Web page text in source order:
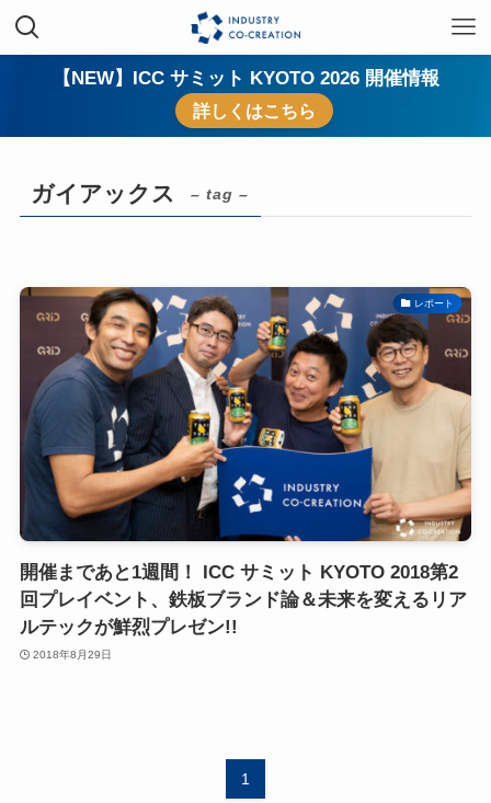
【NEW】ICC サミット KYOTO 2026 開催情報
詳しくはこちら
ガイアックス – tag –
レポート
開催まであと1週間！ ICC サミット KYOTO 2018第2
回プレイベント、鉄板ブランド論＆未来を変えるリア
ルテックが鮮烈プレゼン!!
2018年8月29日
1